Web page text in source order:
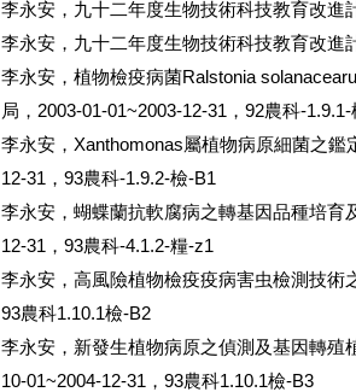
李永安，九十二年度生物技術科技教育改進
李永安，九十二年度生物技術科技教育改進
李永安，植物檢疫病菌Ralstonia
局，2003-01-01~2003-12-31，92農科-1.9.1-
李永安，Xanthomonas屬植物病原細菌之
12-31，93農科-1.9.2-檢-B1
李永安，蝴蝶蘭抗軟腐病之轉基因品種培育
12-31，93農科-4.1.2-糧-z1
李永安，高風險植物檢疫疫病害虫檢測技術
93農科1.10.1檢-B2
李永安，新發生植物病原之偵測及基因轉殖
10-01~2004-12-31，93農科1.10.1檢-B3